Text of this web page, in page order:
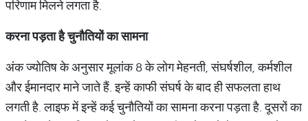
परिणाम मिलने लगता है.
करना पड़ता है चुनौतियों का सामना
अंक ज्योतिष के अनुसार मूलांक 8 के लोग मेहनती, संघर्षशील, कर्मशील
और ईमानदार माने जाते हैं. इन्हें काफी संघर्ष के बाद ही सफलता हाथ
लगती है. लाइफ में इन्हें कई चुनौतियों का सामना करना पड़ता है. दूसरों का